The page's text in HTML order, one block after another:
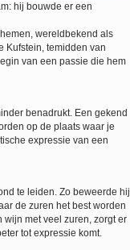
hij bouwde er een
wereldbekend als
Kufstein, temidden van
van een passie die hem
benadrukt. Een gekend
op de plaats waar je
expressie van een
te leiden. Zo beweerde hij
de zuren het best worden
met veel zuren, zorgt er
tot expressie komt.